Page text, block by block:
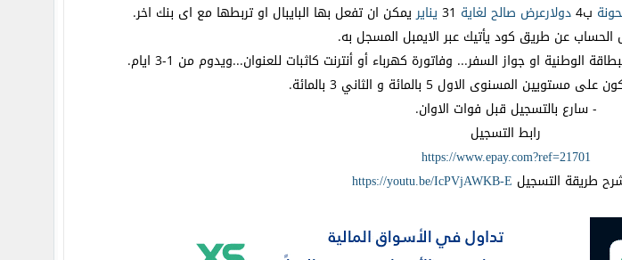
ب4 دولارعرض صالح لغاية ينايريمكن ان تفعل بها البايبال او تربطها مع اى بنك اخر.
الحساب عن طريق كود يأتيك عبر الايمبل المسجل به.
او جواز السفر... وفاتورة كهرباء أو أنترنت كاثبات للعنوان...ويدوم من 1-3 ايام.
المسنوى الاول 5 بالمائة و الثاني 3 بالمائة.
- سارع بالتسجيل قبل فوات الاوان.
رابط التسجيل
https://www.epay.com?ref=21701
طريقة التسجيل https://youtu.be/IcPVjAWKB-E